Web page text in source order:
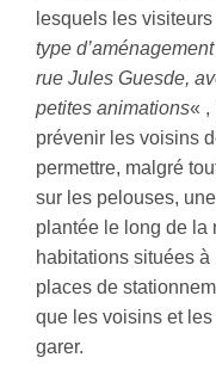
lesquels les
type
rue Jules Guesde,
petites animations« ,
prévenir les voisins
permettre, malgré
sur les pelouses,
plantée le long de la
habitations situées à
places de
que les voisins et
garer.